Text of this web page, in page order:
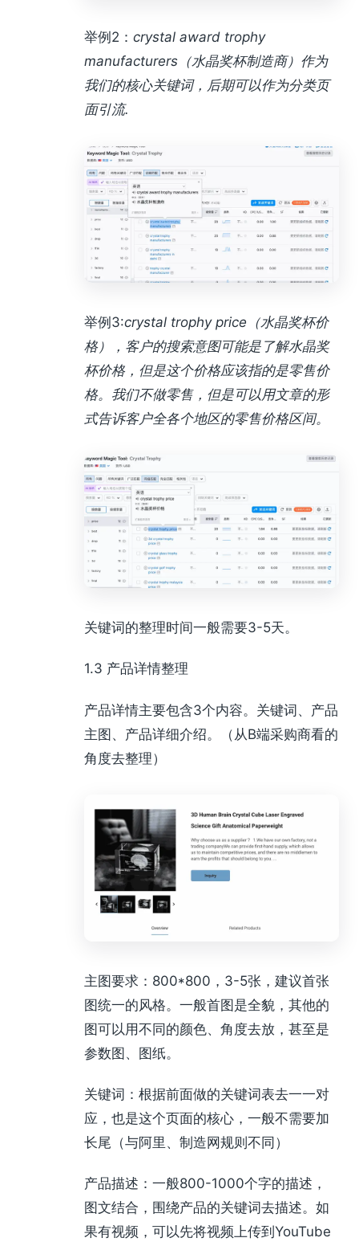
举例2： crystal award trophy
manufacturers（水晶奖杯制造商）作为
我们的核心关键词，后期可以作为分类页
面引流.
举例3:crystal trophy price （水晶奖杯价
格），客户的搜索意图可能是了解水晶奖
杯价格，但是这个价格应该指的是零售价
格。我们不做零售，但是可以用文章的形
式告诉客户全各个地区的零售价格区间。
关键词的整理时间一般需要3-5天。
1.3 产品详情整理
产品详情主要包含3个内容。关键词、产品
主图、产品详细介绍。（从B端采购商看的
角度去整理）
主图要求：800*800，3-5张，建议首张
图统一的风格。一般首图是全貌，其他的
图可以用不同的颜色、角度去放，甚至是
参数图、图纸。
关键词：根据前面做的关键词表去一一对
应，也是这个页面的核心，一般不需要加
长尾（与阿里、制造网规则不同）
产品描述：一般800-1000个字的描述，
图文结合，围绕产品的关键词去描述。如
果有视频，可以先将视频上传到YouTube